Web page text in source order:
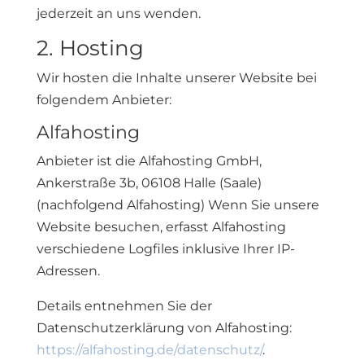
jederzeit an uns wenden.
2. Hosting
Wir hosten die Inhalte unserer Website bei
folgendem Anbieter:
Alfahosting
Anbieter ist die Alfahosting GmbH,
Ankerstraße 3b, 06108 Halle (Saale)
(nachfolgend Alfahosting) Wenn Sie unsere
Website besuchen, erfasst Alfahosting
verschiedene Logfiles inklusive Ihrer IP-
Adressen.
Details entnehmen Sie der
Datenschutzerklärung von Alfahosting:
https://alfahosting.de/datenschutz/.